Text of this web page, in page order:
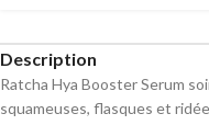
Description
Ratcha Hya Booster Serum
squameuses, flasques et